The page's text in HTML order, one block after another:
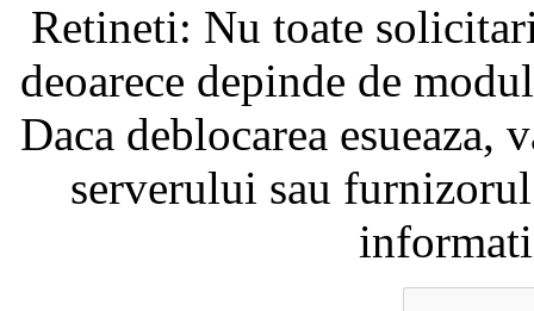
Retineti: Nu toate
deoarece depinde de
Daca deblocarea
serverului sau